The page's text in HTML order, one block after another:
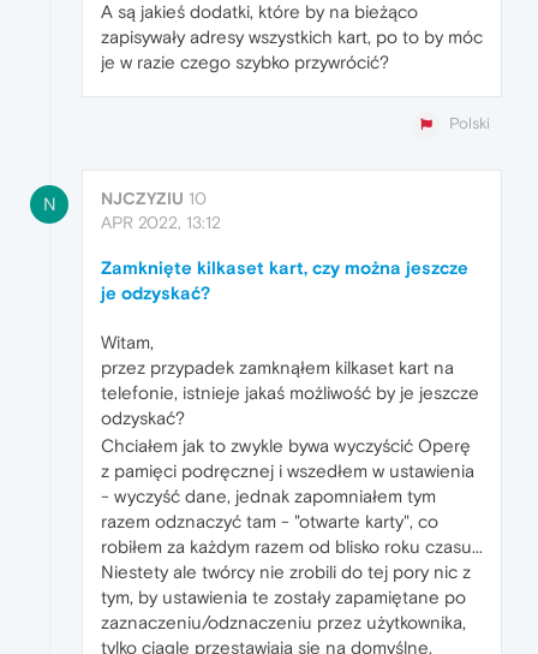
A są jakieś dodatki, które by na bieżąco
zapisywały adresy wszystkich kart, po to by móc
je w razie czego szybko przywrócić?
Polski
N NJCZYZIU 10
APR 2022, 13:12
Zamknięte kilkaset kart, czy można jeszcze
je odzyskać?
Witam,
przez przypadek zamknąłem kilkaset kart na
telefonie, istnieje jakaś możliwość by je jeszcze
odzyskać?
Chciałem jak to zwykle bywa wyczyścić Operę
z pamięci podręcznej i wszedłem w ustawienia
- wyczyść dane, jednak zapomniałem tym
razem odznaczyć tam - "otwarte karty", co
robiłem za każdym razem od blisko roku czasu...
Niestety ale twórcy nie zrobili do tej pory nic z
tym, by ustawienia te zostały zapamiętane po
zaznaczeniu/odznaczeniu przez użytkownika,
tylko ciągle przestawiają się na domyślne.